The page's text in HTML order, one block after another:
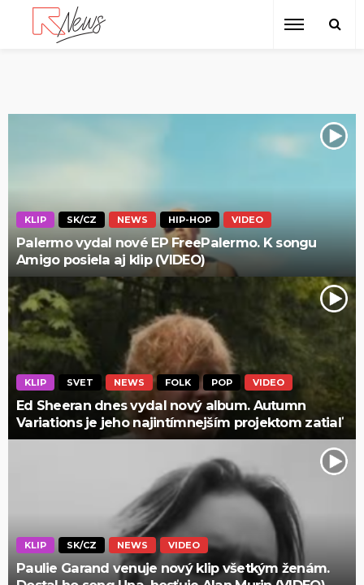
KLIP SK/CZ NEWS HIP-HOP VIDEO
Palermo vydal nové EP FreePalermo. K songu
Amigo posiela aj klip (VIDEO)
KLIP SVET NEWS FOLK POP VIDEO
Ed Sheeran dnes vydal nový album. Autumn
Variations je jeho najintímnejším projektom zatiaľ
KLIP SK/CZ NEWS VIDEO
Paulie Garand venuje nový klip všetkým ženám.